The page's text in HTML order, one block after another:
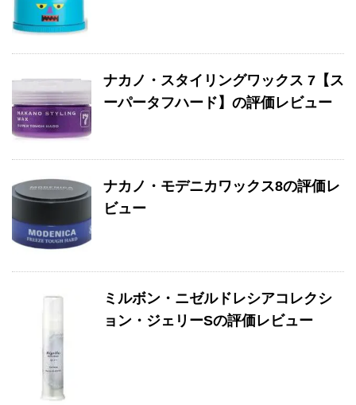
ナカノ・スタイリングワックス 7【ス
ーパータフハード】の評価レビュー
ナカノ・モデニカワックス8の評価レ
ビュー
ミルボン・ニゼルドレシアコレクシ
ョン・ジェリーSの評価レビュー